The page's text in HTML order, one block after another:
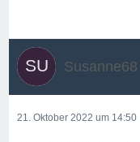
Susanne68
21. Oktober 2022 um 14:50